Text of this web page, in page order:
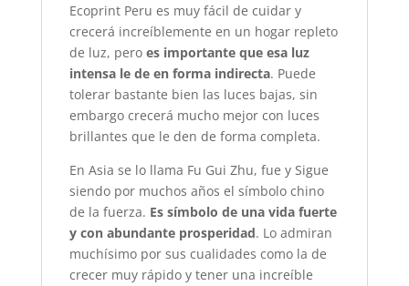
Ecoprint Peru es muy fácil de cuidar y
crecerá increíblemente en un hogar repleto
de luz, peroes importante que esa luz
intensa le de en forma indirecta. Puede
tolerar bastante bien las luces bajas, sin
embargo crecerá mucho mejor con luces
brillantes que le den de forma completa.
En Asia se lo llama Fu Gui Zhu, fue y Sigue
siendo por muchos años el símbolo chino
de la fuerza. Es símbolo de una vida fuerte
y con abundante prosperidad. Lo admiran
muchísimo por sus cualidades como la de
crecer muy rápido y tener una increíble